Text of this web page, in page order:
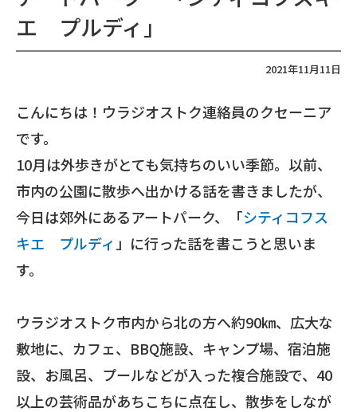
エ プルディ」
2021年11月11日
こんにちは！ウラジオストク連絡員のクセーニア
です。
10月は外歩きがとても気持ちのいい季節。 以前、
市内の公園に散歩へ出かける話を書きましたが、
今日は郊外にあるアートパーク、「シティコフス
キエ プルディ 」に行った話を書こうと思いま
す。
ウラジオストク市内から北の方へ約90㎞、広大な
敷地に、カフェ、 BBQ施設、キャンプ場、宿泊施
設、お風呂、プールなどが入った複合施設で、 40
以上の芸術品があちこちに点在し、散歩をしなが